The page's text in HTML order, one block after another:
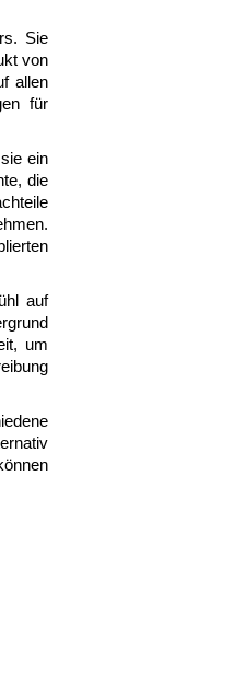
Sie
von
allen
für
ein
die
auf
um